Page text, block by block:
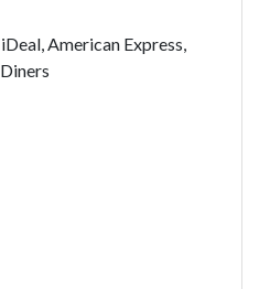
American Express,